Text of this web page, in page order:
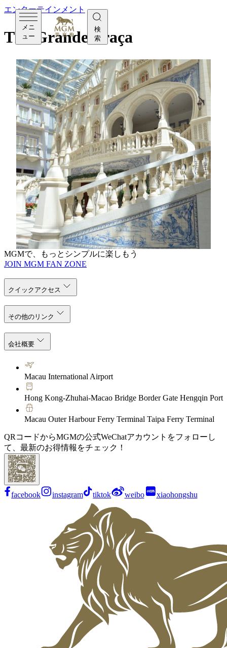
メニ
ュー
検
索
エンターテインメント
The Grande Praça
Grande Praçaに足を踏み入れた瞬間から、アートの世
界が広がります。ここでは、作品との出会いが新たな
気づきや交流を生み出し、多彩な文化に触れる体験を
楽しめます。MGMは多彩なアートや文化プログラム
を通じて、心に残るひとときをご提供しています。
館内には、世界的に活躍する現代アーティストの作品
が展示されています。アメリカのガラス作家デイル・
チフーリによる「フィオーリ・ディ・パラディソ・シ
ーリング」や、スペインの巨匠サルバドール・ダリの
彫刻「ダリニアン・ダンサー」など、見応えのある名
作が並びます。さらに、ポルトガル建築をモチーフに
したグランド・プラッサを囲むように、中国やフラン
スのアーティストが手がけたライオンの彫刻が配置さ
れ、空間全体に遊び心を加えています。
MGMで、もっとシンプルに楽しもう
JOIN MGM FAN ZONE
クイックアクセス
その他のリンク
会社概要
Macau International Airport
Hong Kong-Zhuhai-Macao Bridge Border Gate Hengqin Port
Macau Outer Harbour Ferry Terminal Taipa Ferry Terminal
QRコードからMGMの公式WeChatアカウントをフォローし
て、最新のお得情報をチェック！
facebook instagram tiktok weibo xiaohongshu